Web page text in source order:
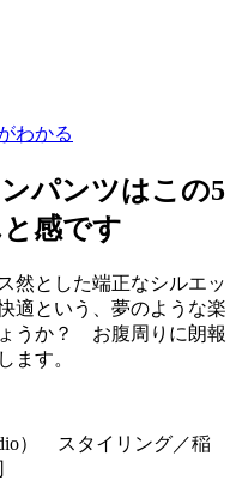
わかる
パンツはこの5
感です
然とした端正なシルエッ
適という、夢のような楽
うか？ お腹周りに朗報
ます。
） スタイリング／稲